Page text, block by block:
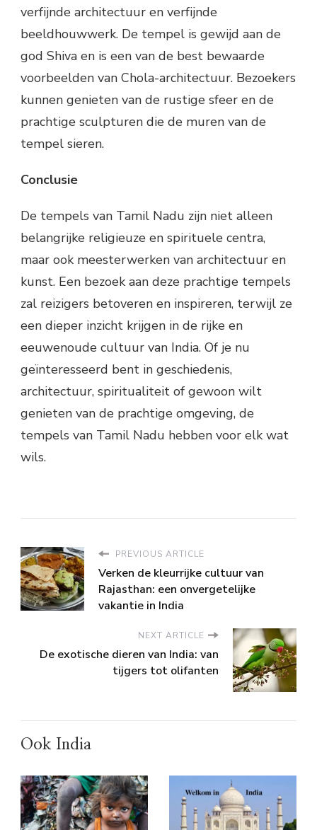
verfijnde architectuur en verfijnde
beeldhouwwerk. De tempel is gewijd aan de
god Shiva en is een van de best bewaarde
voorbeelden van Chola-architectuur. Bezoekers
kunnen genieten van de rustige sfeer en de
prachtige sculpturen die de muren van de
tempel sieren.
Conclusie
De tempels van Tamil Nadu zijn niet alleen
belangrijke religieuze en spirituele centra,
maar ook meesterwerken van architectuur en
kunst. Een bezoek aan deze prachtige tempels
zal reizigers betoveren en inspireren, terwijl ze
een dieper inzicht krijgen in de rijke en
eeuwenoude cultuur van India. Of je nu
geïnteresseerd bent in geschiedenis,
architectuur, spiritualiteit of gewoon wilt
genieten van de prachtige omgeving, de
tempels van Tamil Nadu hebben voor elk wat
wils.
PREVIOUS ARTICLE
Verken de kleurrijke cultuur van
Rajasthan: een onvergetelijke
vakantie in India
NEXT ARTICLE
De exotische dieren van India: van
tijgers tot olifanten
Ook India